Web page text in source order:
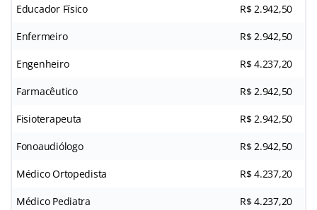
Educador Físico R$ 2.942,50
Enfermeiro R$ 2.942,50
Engenheiro R$ 4.237,20
Farmacêutico R$ 2.942,50
Fisioterapeuta R$ 2.942,50
Fonoaudiólogo R$ 2.942,50
Médico Ortopedista R$ 4.237,20
Médico Pediatra R$ 4.237,20